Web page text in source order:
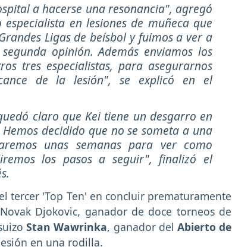
a hacerse una resonancia", agregó
en lesiones de muñeca que
Ligas de beísbol y fuimos a ver a
opinión. Además enviamos los
tres especialistas, para asegurarnos
de la lesión", se explicó en el
claro que Kei tiene un desgarro en
decidido que no se someta a una
unas semanas para ver como
los pasos a seguir", finalizó el
tercer 'Top Ten' en concluir prematuramente
Djokovic, ganador de doce torneos de
Stan Wawrinka, ganador del Abierto de
en una rodilla.